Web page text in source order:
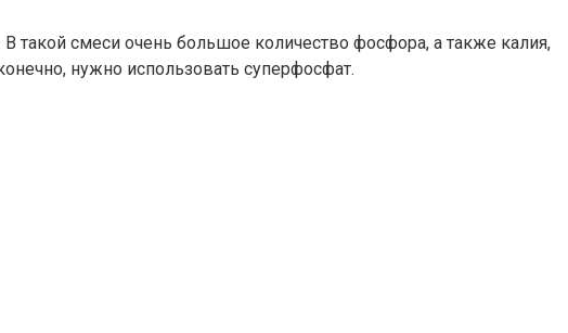
такой смеси очень большое количество фосфора, а также калия,
нужно использовать суперфосфат.